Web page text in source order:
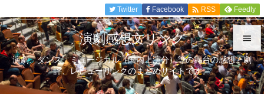


メニュ

Twitter Facebook  RSS Feedly
演劇感想文リンク
演劇、ダンス、ミュージカル（国内上演分）等の舞台の感想、劇
評、レビューリンクのまとめサイトです。